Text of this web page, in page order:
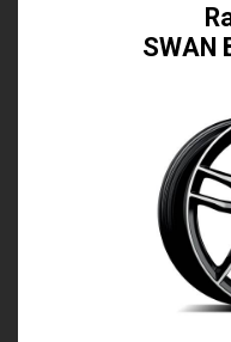
SWAN